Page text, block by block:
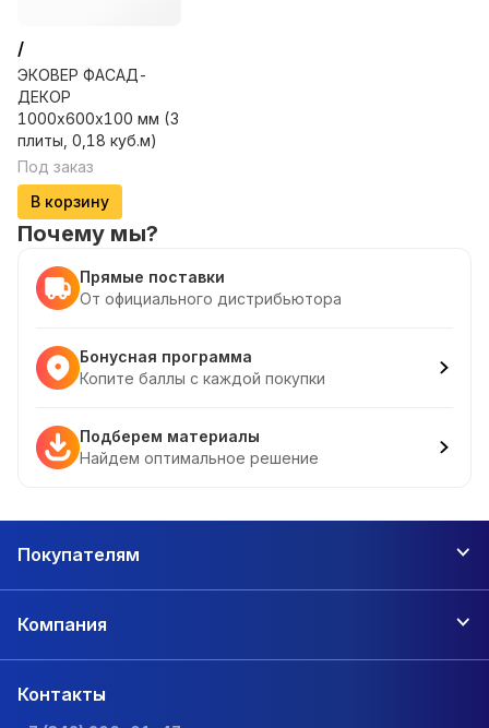
/
ЭКОВЕР ФАСАД-
ДЕКОР
1000х600х100 мм (3
плиты, 0,18 куб.м)
Под заказ
В корзину
Почему мы?
Прямые поставки
От официального дистрибьютора
Бонусная программа
Копите баллы с каждой покупки
Подберем материалы
Найдем оптимальное решение
Покупателям
Компания
Контакты